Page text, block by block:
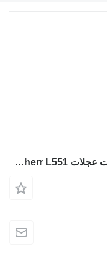
المحرك Liebherr D916 TI لـ جرافة ذات عجلات Liebherr L551